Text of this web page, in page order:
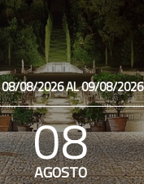
08/08/2026 AL 09/08/2026
08
AGOSTO